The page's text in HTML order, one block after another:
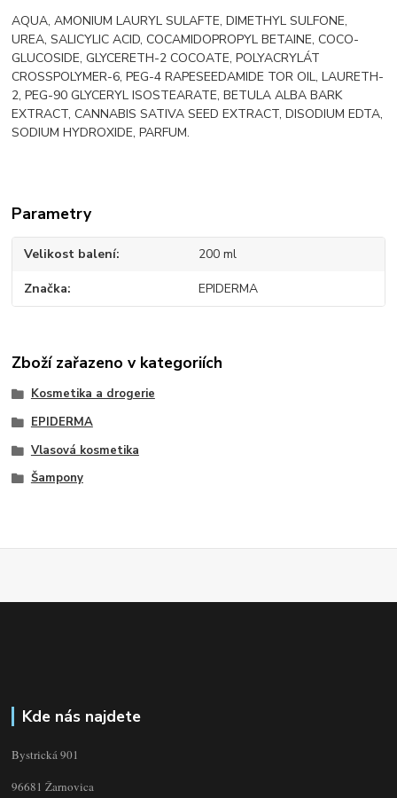
AQUA, AMONIUM LAURYL SULAFTE, DIMETHYL SULFONE,
UREA, SALICYLIC ACID, COCAMIDOPROPYL BETAINE, COCO-
GLUCOSIDE, GLYCERETH-2 COCOATE, POLYACRYLÁT
CROSSPOLYMER-6, PEG-4 RAPESEEDAMIDE TOR OIL, LAURETH-
2, PEG-90 GLYCERYL ISOSTEARATE, BETULA ALBA BARK
EXTRACT, CANNABIS SATIVA SEED EXTRACT, DISODIUM EDTA,
SODIUM HYDROXIDE, PARFUM.
Parametry
Velikost balení 200 ml
Značka EPIDERMA
Zboží zařazeno v kategoriích
Kosmetika a drogerie
EPIDERMA
Vlasová kosmetika
Šampony
Kde nás najdete
Bystrická 901
96681 Žarnovica